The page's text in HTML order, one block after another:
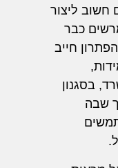
ליצור
כבר
חייב
בסגנון
שבה